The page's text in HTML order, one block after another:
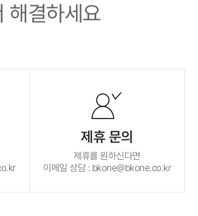
해결하세요
제휴 문의
제휴를 원하신다면
이메일 상담 : bkone@bkone.co.kr